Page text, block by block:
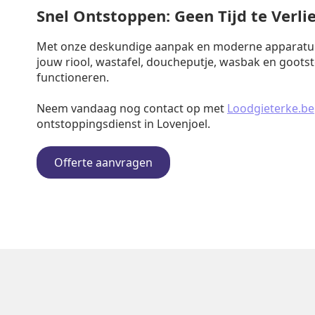
Snel Ontstoppen: Geen Tijd te
Met onze deskundige aanpak en moderne
jouw riool, wastafel, doucheputje, wasbak en
functioneren.
Neem vandaag nog contact op met Loodgieterke.be
ontstoppingsdienst in Lovenjoel.
Offerte aanvragen